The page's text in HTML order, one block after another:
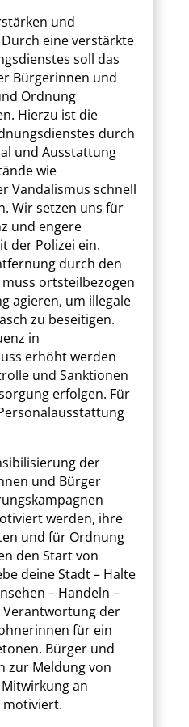
und
eine verstärkte
soll das
Bürgerinnen und
Ordnung
Hierzu ist die
durch
und Ausstattung
wie
Vandalismus schnell
Wir setzen uns für
und engere
der Polizei ein.
durch den
ortsteilbezogen
agieren, um illegale
zu beseitigen.
in
erhöht werden
und Sanktionen
erfolgen. Für
der
und Bürger
werden, ihre
und für Ordnung
den Start von
deine Stadt – Halte
– Handeln –
Verantwortung der
für ein
Bürger und
zur Meldung von
an
motiviert.